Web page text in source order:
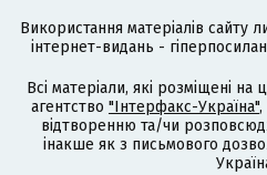
Використання матеріалів сайту
інтернет-видань -
Всі матеріали, які розміщені на
агентство "Інтерфакс-Україна",
відтворенню та/чи
інакше як з письмового